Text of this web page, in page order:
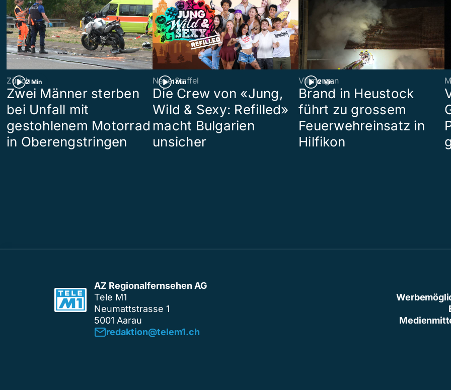
2 Min
Zürich
Zwei Männer sterben
bei Unfall mit
gestohlenem Motorrad
in Oberengstringen
1 Min
Neue Staffel
Die Crew von «Jung,
Wild & Sexy: Refilled»
macht Bulgarien
unsicher
2 Min
Villmergen
Brand in Heustock
führt zu grossem
Feuerwehreinsatz in
Hilfikon
AZ Regionalfernsehen AG
Tele M1
Neumattstrasse 1
5001 Aarau
redaktion@telem1.ch